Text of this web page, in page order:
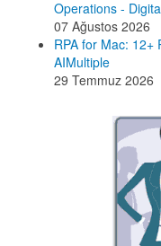
Operations -
07 Ağustos 2026
RPA for Mac: 12+
AIMultiple
29 Temmuz 2026